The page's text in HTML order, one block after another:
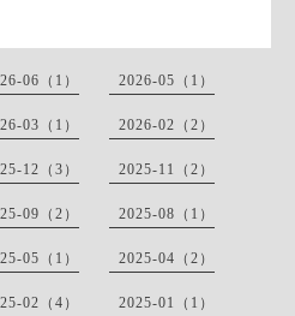
06（1） 2026-05（1）
03（1） 2026-02（2）
12（3） 2025-11（2）
09（2） 2025-08（1）
05（1） 2025-04（2）
02（4） 2025-01（1）